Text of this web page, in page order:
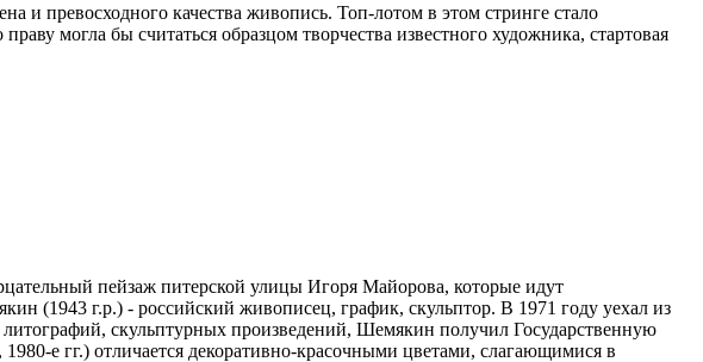
и превосходного качества живопись. Топ-лотом в этом стринге стало
могла бы считаться образцом творчества известного художника, стартовая
пейзаж питерской улицы Игоря Майорова, которые идут
(1943 г.р.) - российский живописец, график, скульптор. В 1971 году уехал из
скульптурных произведений, Шемякин получил Государственную
е гг.) отличается декоративно-красочными цветами, слагающимися в